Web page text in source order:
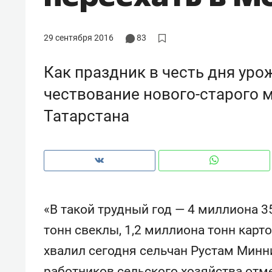
29 сентября 2016 83
Как праздник в честь дня
чествование нового-старого
Татарстана
«В такой трудный год — 4 миллиона
тонн свеклы, 1,2 миллиона тонн
хвалил сегодня сельчан Рустам
Оставить шум за волной: как
строят тишину в казанском
ЖК «Заря»
когда